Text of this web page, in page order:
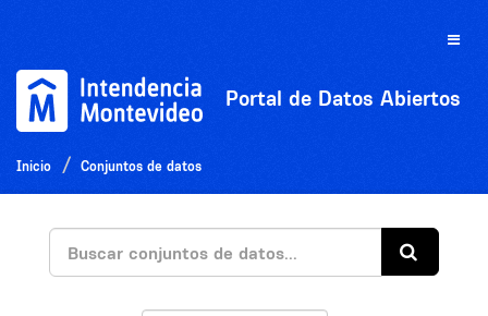
Toggle
Portal de Datos Abiertos
Inicio Conjuntos de datos